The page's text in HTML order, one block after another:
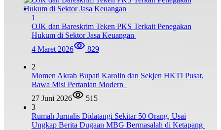
1
OJK dan Bareskrim Teken PKS Terkait Penegakan
Hukum di Sektor Jasa Keuangan
4 Maret 2026
829
2
Momen Akrab Bupati Karolin dan Sekjen HKTI Pusat,
Bawa Misi Pertanian Modern
27 Juni 2026
515
3
Rumah Jurnalis Didatangi Sekitar 50 Orang, Usai
Ungkap Berita Dugaan MBG Bermasalah di Ketapang